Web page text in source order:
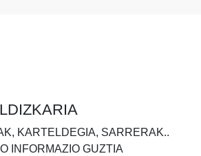
KARTELDEGIA, SARRERAK..
INFORMAZIO GUZTIA